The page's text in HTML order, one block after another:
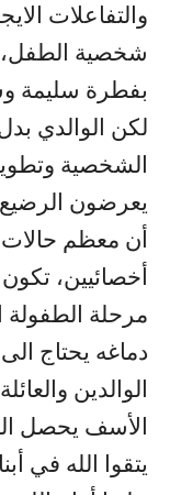
والتفاعلات
شخصية الطفل،
بفطرة سليمة
لكن الوالدي
الشخصية
يعرضون
أن معظم
أخصائيين،
مرحلة الطفولة
دماغه يحتاج
الوالدين
الأسف يحصل
يتقوا الله في